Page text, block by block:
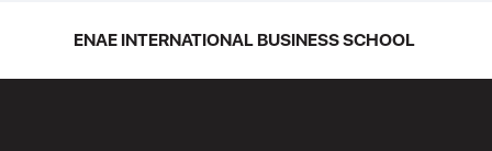
ENAE INTERNATIONAL BUSINESS SCHOOL